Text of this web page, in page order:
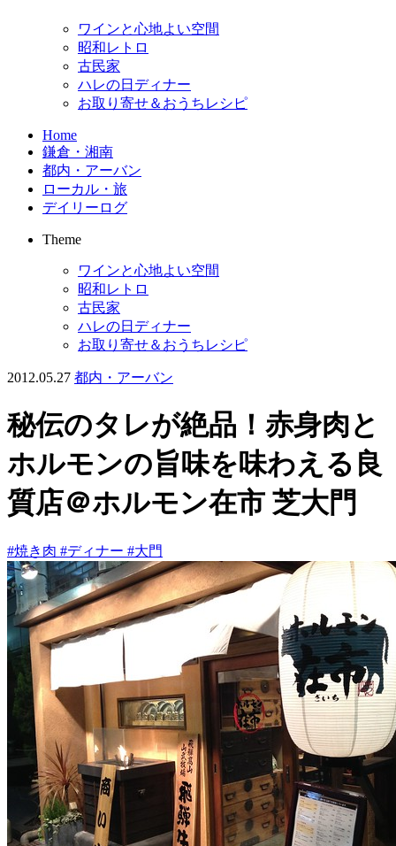
ワインと心地よい空間
昭和レトロ
古民家
ハレの日ディナー
お取り寄せ＆おうちレシピ
Home
鎌倉・湘南
都内・アーバン
ローカル・旅
デイリーログ
Theme
ワインと心地よい空間
昭和レトロ
古民家
ハレの日ディナー
お取り寄せ＆おうちレシピ
2012.05.27 都内・アーバン
秘伝のタレが絶品！赤身肉と
ホルモンの旨味を味わえる良
質店＠ホルモン在市 芝大門
#焼き肉 #ディナー #大門